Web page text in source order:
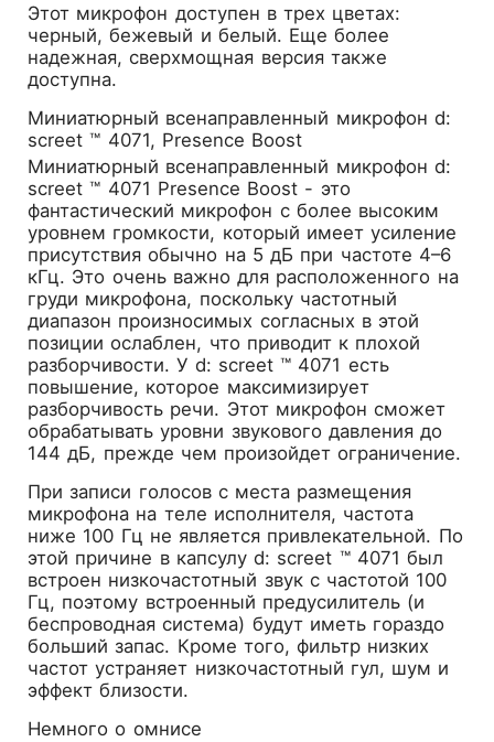
Этот микрофон доступен в трех цветах:
черный, бежевый и белый. Еще более
надежная, сверхмощная версия также
доступна.
Миниатюрный всенаправленный микрофон d:
screet ™ 4071, Presence Boost
Миниатюрный всенаправленный микрофон d:
screet ™ 4071 Presence Boost - это
фантастический микрофон с более высоким
уровнем громкости, который имеет усиление
присутствия обычно на 5 дБ при частоте 4–6
кГц. Это очень важно для расположенного на
груди микрофона, поскольку частотный
диапазон произносимых согласных в этой
позиции ослаблен, что приводит к плохой
разборчивости. У d: screet ™ 4071 есть
повышение, которое максимизирует
разборчивость речи. Этот микрофон сможет
обрабатывать уровни звукового давления до
144 дБ, прежде чем произойдет ограничение.
При записи голосов с места размещения
микрофона на теле исполнителя, частота
ниже 100 Гц не является привлекательной. По
этой причине в капсулу d: screet ™ 4071 был
встроен низкочастотный звук с частотой 100
Гц, поэтому встроенный предусилитель (и
беспроводная система) будут иметь гораздо
больший запас. Кроме того, фильтр низких
частот устраняет низкочастотный гул, шум и
эффект близости.
Немного о омнисе